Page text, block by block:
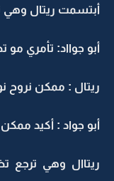
أبتسمت ريتال
أبو جوااد: تأمري مو
ريتال : ممكن نروح
أبو جواد : أكيد ممكن
ريتاال وهي ترجع